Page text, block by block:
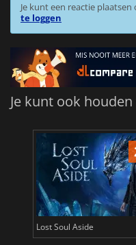
Je kunt een reactie
te loggen
Je kunt ook houden
Lost Soul Aside